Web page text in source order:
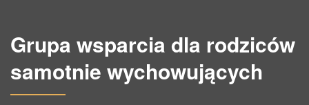
Grupa wsparcia dla rodziców
samotnie wychowujących